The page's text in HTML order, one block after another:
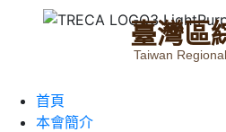
臺灣區
Taiwan
首頁
本會簡介